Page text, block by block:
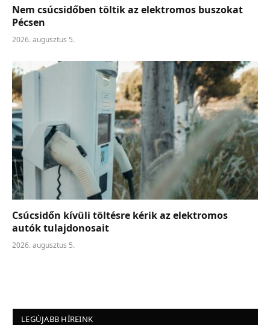
Nem csúcsidőben töltik az elektromos buszokat
Pécsen
2026. augusztus 5.
Csúcsidőn kívüli töltésre kérik az elektromos
autók tulajdonosait
2026. augusztus 5.
LEGÚJABB HÍREINK